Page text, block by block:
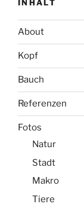
INHALT
About
Kopf
Bauch
Referenzen
Fotos
Natur
Stadt
Makro
Tiere